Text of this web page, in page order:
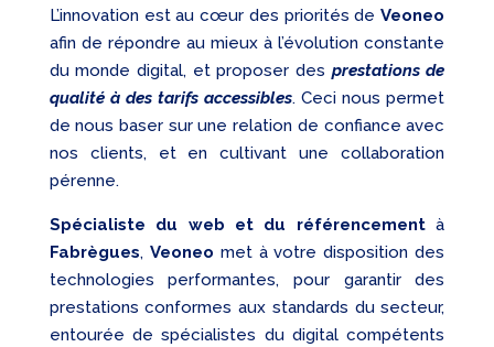
L’innovation est au cœur des priorités deVeoneo
afin de répondre au mieux à l’évolution constante
du monde digital, et proposer des prestations de
qualité à des tarifs accessibles. Ceci nous permet
de nous baser sur une relation de confiance avec
nos clients, et en cultivant une collaboration
pérenne.
Spécialiste du web et du référencementà
Fabrègues, Veoneo met à votre disposition des
technologies performantes, pour garantir des
prestations conformes aux standards du secteur,
entourée de spécialistes du digital compétents